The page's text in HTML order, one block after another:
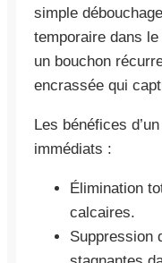
simple
temporaire dans
un bouchon
encrassée qui
Les bénéfices
immédiats :
Élimination
calcaires.
Suppression